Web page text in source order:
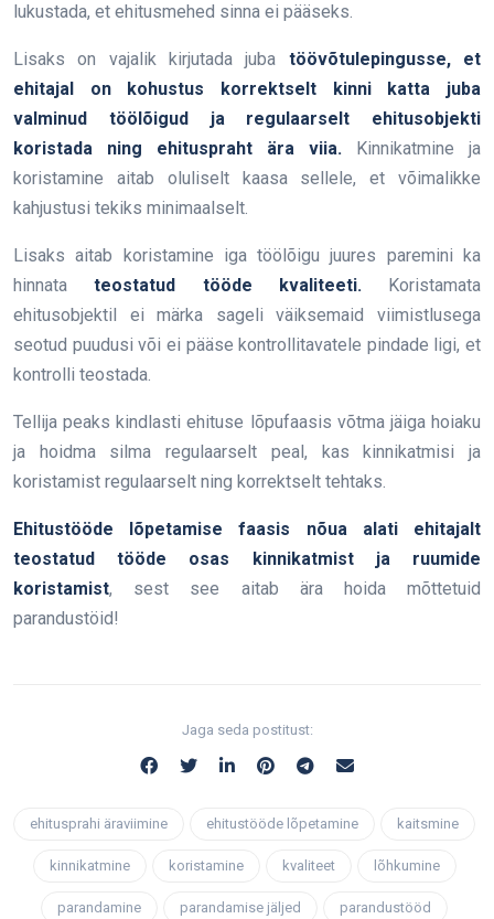
lukustada, et ehitusmehed sinna ei pääseks.
Lisaks on vajalik kirjutada juba töövõtulepingusse, et
ehitajal on kohustus korrektselt kinni katta juba
valminud töölõigud ja regulaarselt ehitusobjekti
koristada ning ehituspraht ära viia. Kinnikatmine ja
koristamine aitab oluliselt kaasa sellele, et võimalikke
kahjustusi tekiks minimaalselt.
Lisaks aitab koristamine iga töölõigu juures paremini ka
hinnatateostatud tööde kvaliteeti.Koristamata
ehitusobjektil ei märka sageli väiksemaid viimistlusega
seotud puudusi või ei pääse kontrollitavatele pindade ligi, et
kontrolli teostada.
Tellija peaks kindlasti ehituse lõpufaasis võtma jäiga hoiaku
ja hoidma silma regulaarselt peal, kas kinnikatmisi ja
koristamist regulaarselt ning korrektselt tehtaks.
Ehitustööde lõpetamise faasis nõua alati ehitajalt
teostatud tööde osas kinnikatmist ja ruumide
koristamist, sest see aitab ära hoida mõttetuid
parandustöid!
Jaga seda postitust:
ehitusprahi äraviimine ehitustööde lõpetamine kaitsmine
kinnikatmine koristamine kvaliteet lõhkumine
parandamine parandamise jäljed parandustööd